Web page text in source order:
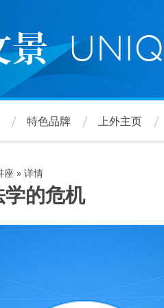
特色品牌 上外主页
座 » 详情
的危机